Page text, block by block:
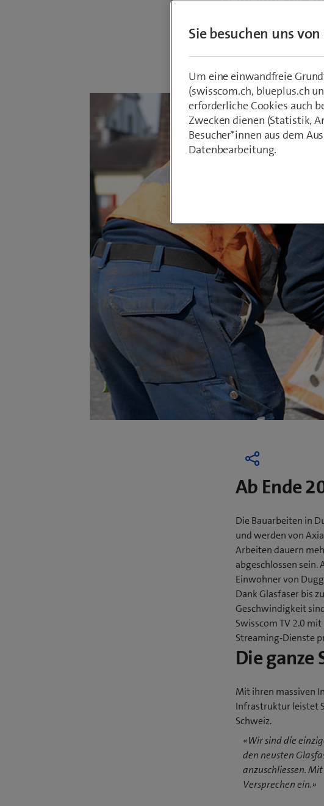
Ab Ende
Die Bauarbeiten in
und werden von
Arbeiten dauern
abgeschlossen
Einwohner von
Dank Glasfaser bis
Geschwindigkeit
Swisscom TV 2.0
Streaming-Dienste
Die ganze
Mit ihren massiven
Infrastruktur leistet
Schweiz.
«Wir sind die
den neusten
anzuschliessen.
Versprechen ein.»
Sie besuchen uns
Um eine einwandfreie
(swisscom.ch, blueplus.ch
erforderliche Cookies auch
Zwecken dienen (Statistik,
Besucher*innen aus dem
Datenbearbeitung.